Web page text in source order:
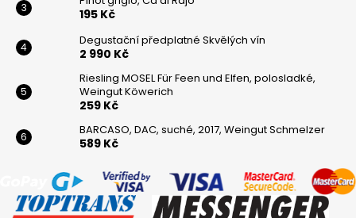
195 Kč
Degustační předplatné Skvělých vín
2 990 Kč
Riesling MOSEL Für Feen und Elfen, polosladké,
Weingut Köwerich
259 Kč
BARCASO, DAC, suché, 2017, Weingut Schmelzer
589 Kč